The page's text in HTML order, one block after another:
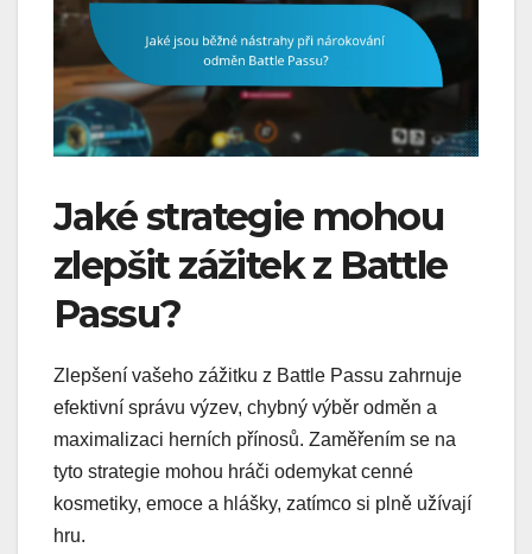
Jaké strategie mohou
zlepšit zážitek z Battle
Passu?
Zlepšení vašeho zážitku z Battle Passu zahrnuje
efektivní správu výzev, chybný výběr odměn a
maximalizaci herních přínosů. Zaměřením se na
tyto strategie mohou hráči odemykat cenné
kosmetiky, emoce a hlášky, zatímco si plně užívají
hru.